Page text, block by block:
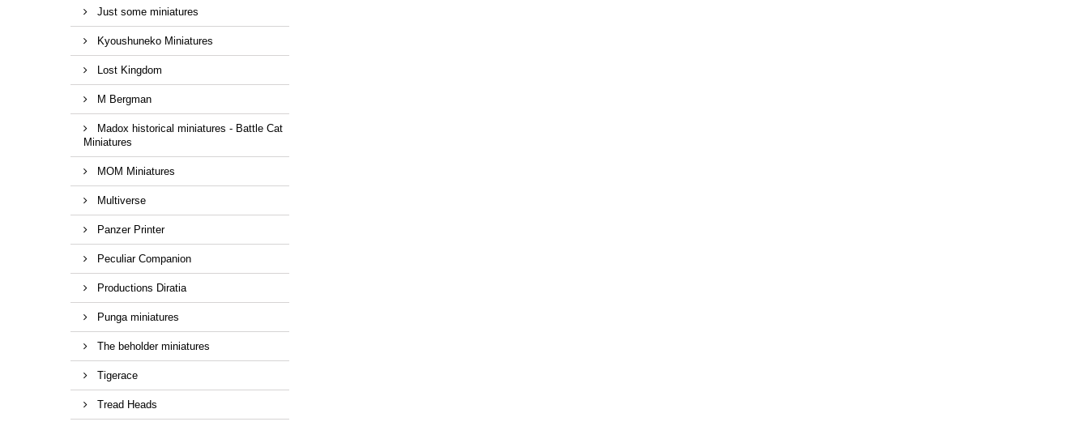
Just some miniatures
Kyoushuneko Miniatures
Lost Kingdom
M Bergman
Madox historical miniatures - Battle Cat
Miniatures
MOM Miniatures
Multiverse
Panzer Printer
Peculiar Companion
Productions Diratia
Punga miniatures
The beholder miniatures
Tigerace
Tread Heads